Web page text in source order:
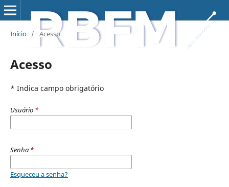
Início / Acesso
Acesso
* Indica campo obrigatório
Usuário *
Senha *
Esqueceu a senha?